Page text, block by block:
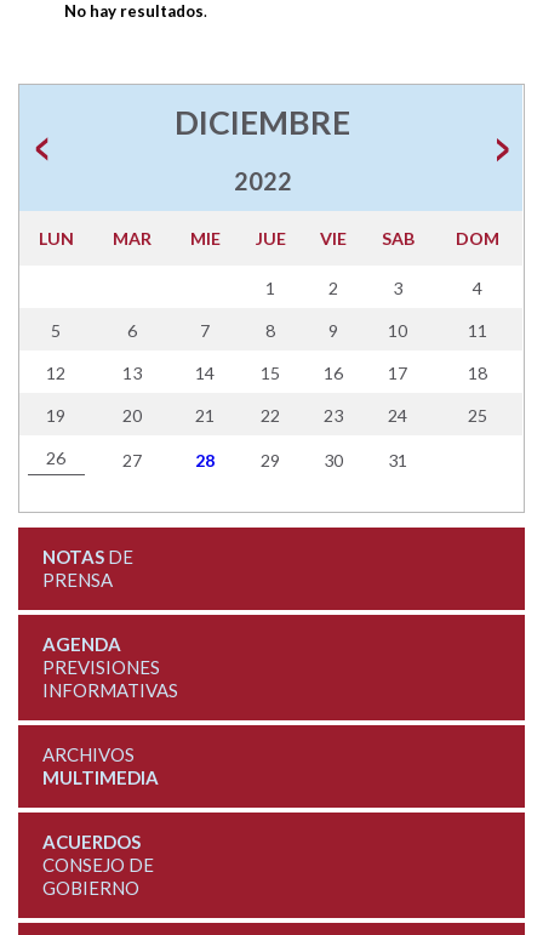
No hay resultados.
DICIEMBRE
2022
LUN MAR MIE JUE VIE SAB DOM
1 2 3 4
5 6 7 8 9 10 11
12 13 14 15 16 17 18
19 20 21 22 23 24 25
26 27 28 29 30 31
NOTASDE
PRENSA
AGENDA
PREVISIONES
INFORMATIVAS
ARCHIVOS
MULTIMEDIA
ACUERDOS
CONSEJO DE
GOBIERNO